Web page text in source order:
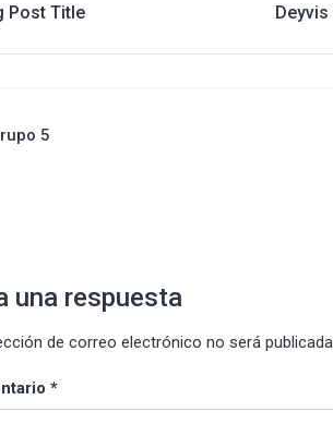
Post Title
5
una respuesta
de correo electrónico no será
*